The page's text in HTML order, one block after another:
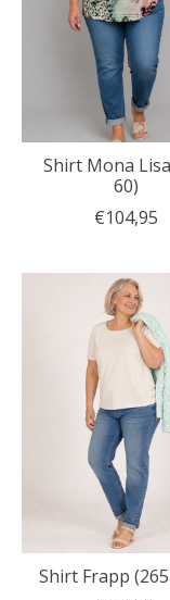
Shirt Mona
60)
€104,95
Shirt Frapp